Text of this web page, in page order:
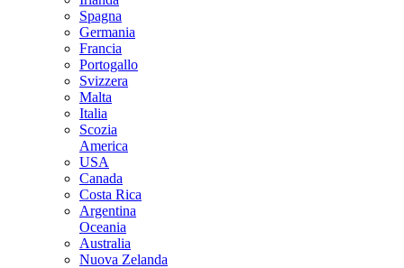
Spagna
Germania
Francia
Portogallo
Svizzera
Malta
Italia
Scozia
America
USA
Canada
Costa Rica
Argentina
Oceania
Australia
Nuova Zelanda